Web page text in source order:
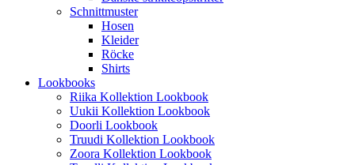
Schnittmuster
Hosen
Kleider
Röcke
Shirts
Lookbooks
Riika Kollektion Lookbook
Uukii Kollektion Lookbook
Doorli Lookbook
Truudi Kollektion Lookbook
Zoora Kollektion Lookbook